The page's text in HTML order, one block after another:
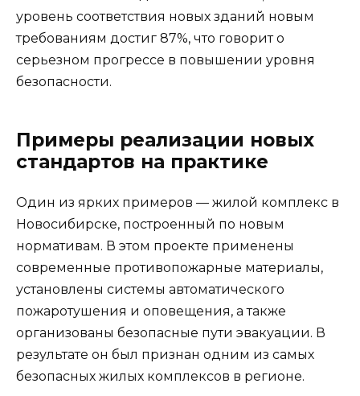
уровень соответствия новых зданий новым
требованиям достиг 87%, что говорит о
серьезном прогрессе в повышении уровня
безопасности.
Примеры реализации новых
стандартов на практике
Один из ярких примеров — жилой комплекс в
Новосибирске, построенный по новым
нормативам. В этом проекте применены
современные противопожарные материалы,
установлены системы автоматического
пожаротушения и оповещения, а также
организованы безопасные пути эвакуации. В
результате он был признан одним из самых
безопасных жилых комплексов в регионе.